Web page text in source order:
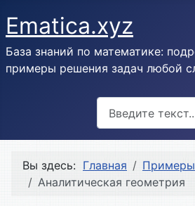
Ematica.xyz
База знаний по математике:
примеры решения задач любой
Вы здесь: Главная Примеры
Аналитическая геометрия